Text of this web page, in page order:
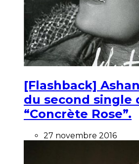
[Flashback]
du second single
“Concrète Rose”.
27 novembre 2016